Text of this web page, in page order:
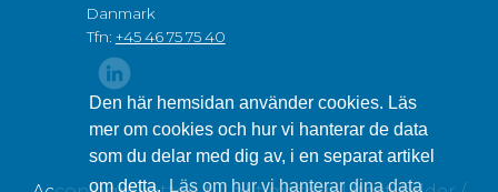
Den här hemsidan använder cookies. Läs
mer om cookies och hur vi hanterar de data
som du delar med dig av, i en separat artikel
om detta.Läs om hur vi hanterar dina data
Danmark
Tfn: +45 46 75 75 40